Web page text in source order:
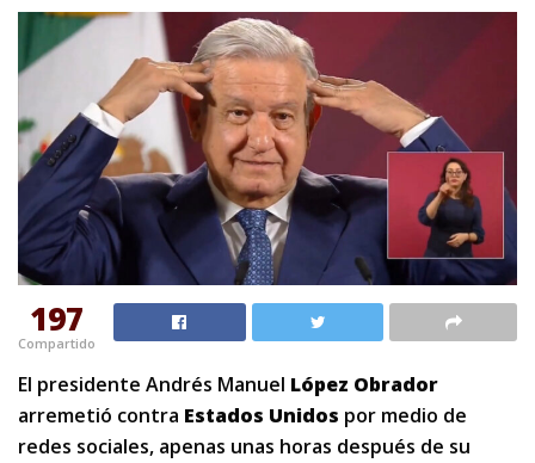
197
Compartido
El presidente Andrés Manuel López Obrador
arremetió contra Estados Unidos por medio de
redes sociales, apenas unas horas después de su